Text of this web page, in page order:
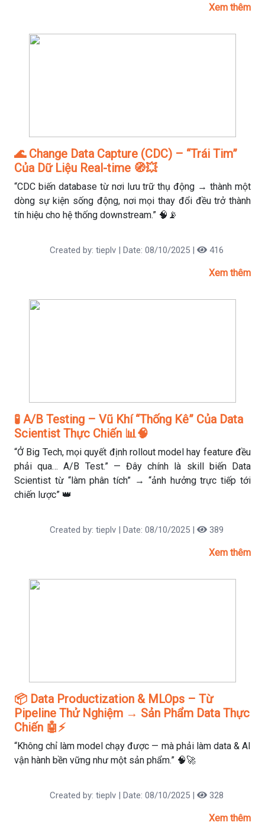
Xem thêm
🌊 Change Data Capture (CDC) – “Trái Tim”
Của Dữ Liệu Real-time 🧭💥
“CDC biến database từ nơi lưu trữ thụ động → thành một
dòng sự kiện sống động, nơi mọi thay đổi đều trở thành
tín hiệu cho hệ thống downstream.” 🧠📡
Created by: tieplv | Date: 08/10/2025 | 416
Xem thêm
🧪 A/B Testing – Vũ Khí “Thống Kê” Của Data
Scientist Thực Chiến 📊🧠
“Ở Big Tech, mọi quyết định rollout model hay feature đều
phải qua… A/B Test.” — Đây chính là skill biến Data
Scientist từ “làm phân tích” → “ảnh hưởng trực tiếp tới
chiến lược” 👑
Created by: tieplv | Date: 08/10/2025 | 389
Xem thêm
📦 Data Productization & MLOps – Từ
Pipeline Thử Nghiệm → Sản Phẩm Data Thực
Chiến 🤖⚡
“Không chỉ làm model chạy được — mà phải làm data & AI
vận hành bền vững như một sản phẩm.” 🧠🚀
Created by: tieplv | Date: 08/10/2025 | 328
Xem thêm